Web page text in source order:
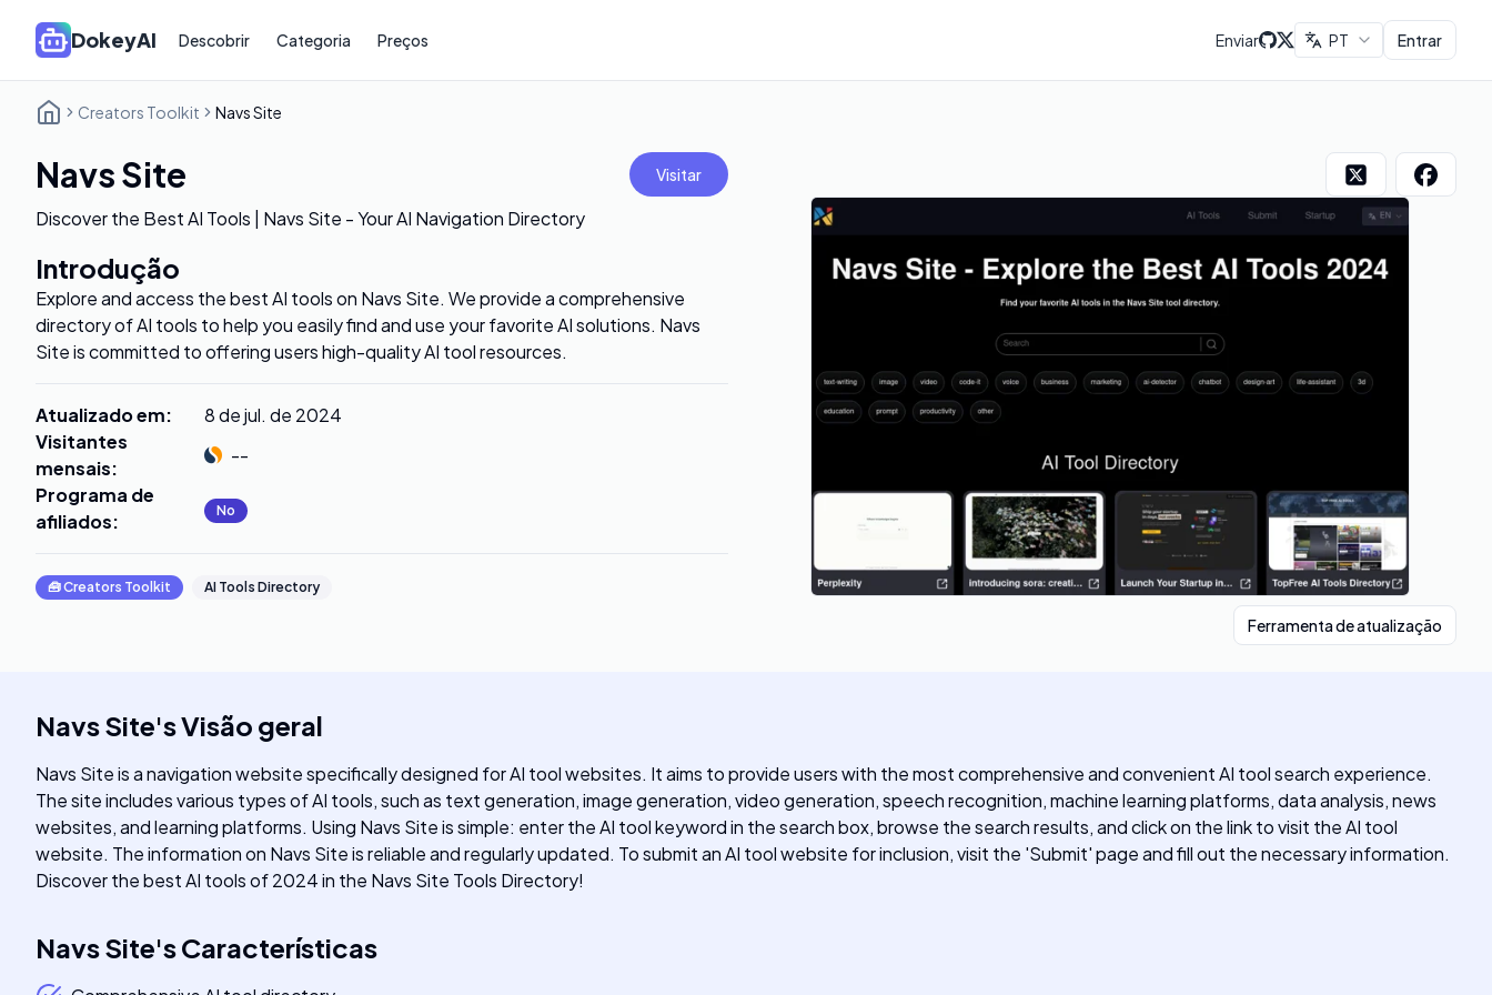
DokeyAI Descobrir Categoria Preços Enviar PT Entrar
Creators Toolkit Navs Site
Navs Site Visitar
Discover the Best AI Tools | Navs Site - Your AI Navigation Directory
Introdução
Explore and access the best AI tools on Navs Site. We provide a comprehensive
directory of AI tools to help you easily find and use your favorite AI solutions. Navs
Site is committed to offering users high-quality AI tool resources.
Atualizado em:
8 de jul. de 2024
Visitantes
mensais:
--
Programa de
afiliados: No
🧰Creators Toolkit AI Tools Directory
Ferramenta de atualização
Navs Site'sVisão geral
Navs Site is a navigation website specifically designed for AI tool websites. It aims to provide users with the most comprehensive and convenient AI tool search experience.
The site includes various types of AI tools, such as text generation, image generation, video generation, speech recognition, machine learning platforms, data analysis, news
websites, and learning platforms. Using Navs Site is simple: enter the AI tool keyword in the search box, browse the search results, and click on the link to visit the AI tool
website. The information on Navs Site is reliable and regularly updated. To submit an AI tool website for inclusion, visit the 'Submit' page and fill out the necessary information.
Discover the best AI tools of 2024 in the Navs Site Tools Directory!
Navs Site'sCaracterísticas